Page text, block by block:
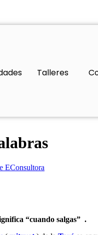
Talleres
EConsultora
“cuando salgas” .